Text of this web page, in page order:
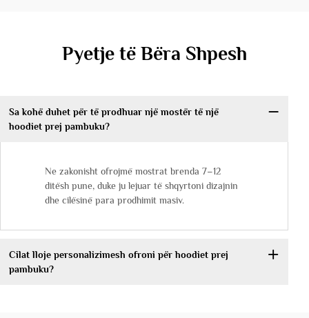
Pyetje të Bëra Shpesh
Sa kohë duhet për të prodhuar një mostër të një
hoodiet prej pambuku?
Ne zakonisht ofrojmë mostrat brenda 7–12
ditësh pune, duke ju lejuar të shqyrtoni dizajnin
dhe cilësinë para prodhimit masiv.
Cilat lloje personalizimesh ofroni për hoodiet prej
pambuku?